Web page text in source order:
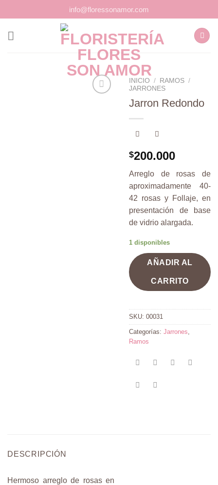
al
contenido
info@floressonamor.com
INICIO / RAMOS /
JARRONES
Jarron Redondo
$200.000
Arreglo de rosas de
aproximadamente 40-
42 rosas y Follaje, en
presentación de base
de vidrio alargada.
1 disponibles
AÑADIR AL
CARRITO
SKU: 00031
Categorías: Jarrones
Ramos
DESCRIPCIÓN
Hermoso arreglo de rosas en